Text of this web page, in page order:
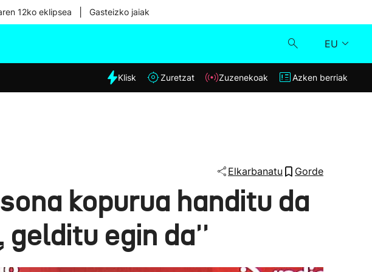
12ko eklipsea Gasteizko jaiak
EU
Eguraldia
Klisk
Azken berriak
Klisk Zuretzat Zuzenekoak Azken berriak
Elkarbanatu Gorde
kopurua handitu da
gelditu egin da''